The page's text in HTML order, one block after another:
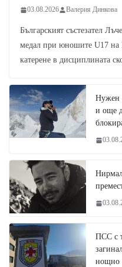
03.08.2026 Валерия Динкова
Българският състезател
медал при юношите U17 на
катерене в дисциплината
Нужен
и още
ПСС с
нощно